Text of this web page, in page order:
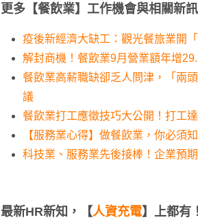
更多【餐飲業】工作機會與相關新
疫後新經濟大缺工：觀光餐旅業開
解封商機！餐飲業9月營業額年增
餐飲業高薪職缺卻乏人問津，「兩
議
餐飲業打工應徵技巧大公開！打工
【服務業心得】做餐飲業，你必須
科技業、服務業先後接棒！企業預
最新HR新知，【人資充電】上都有！